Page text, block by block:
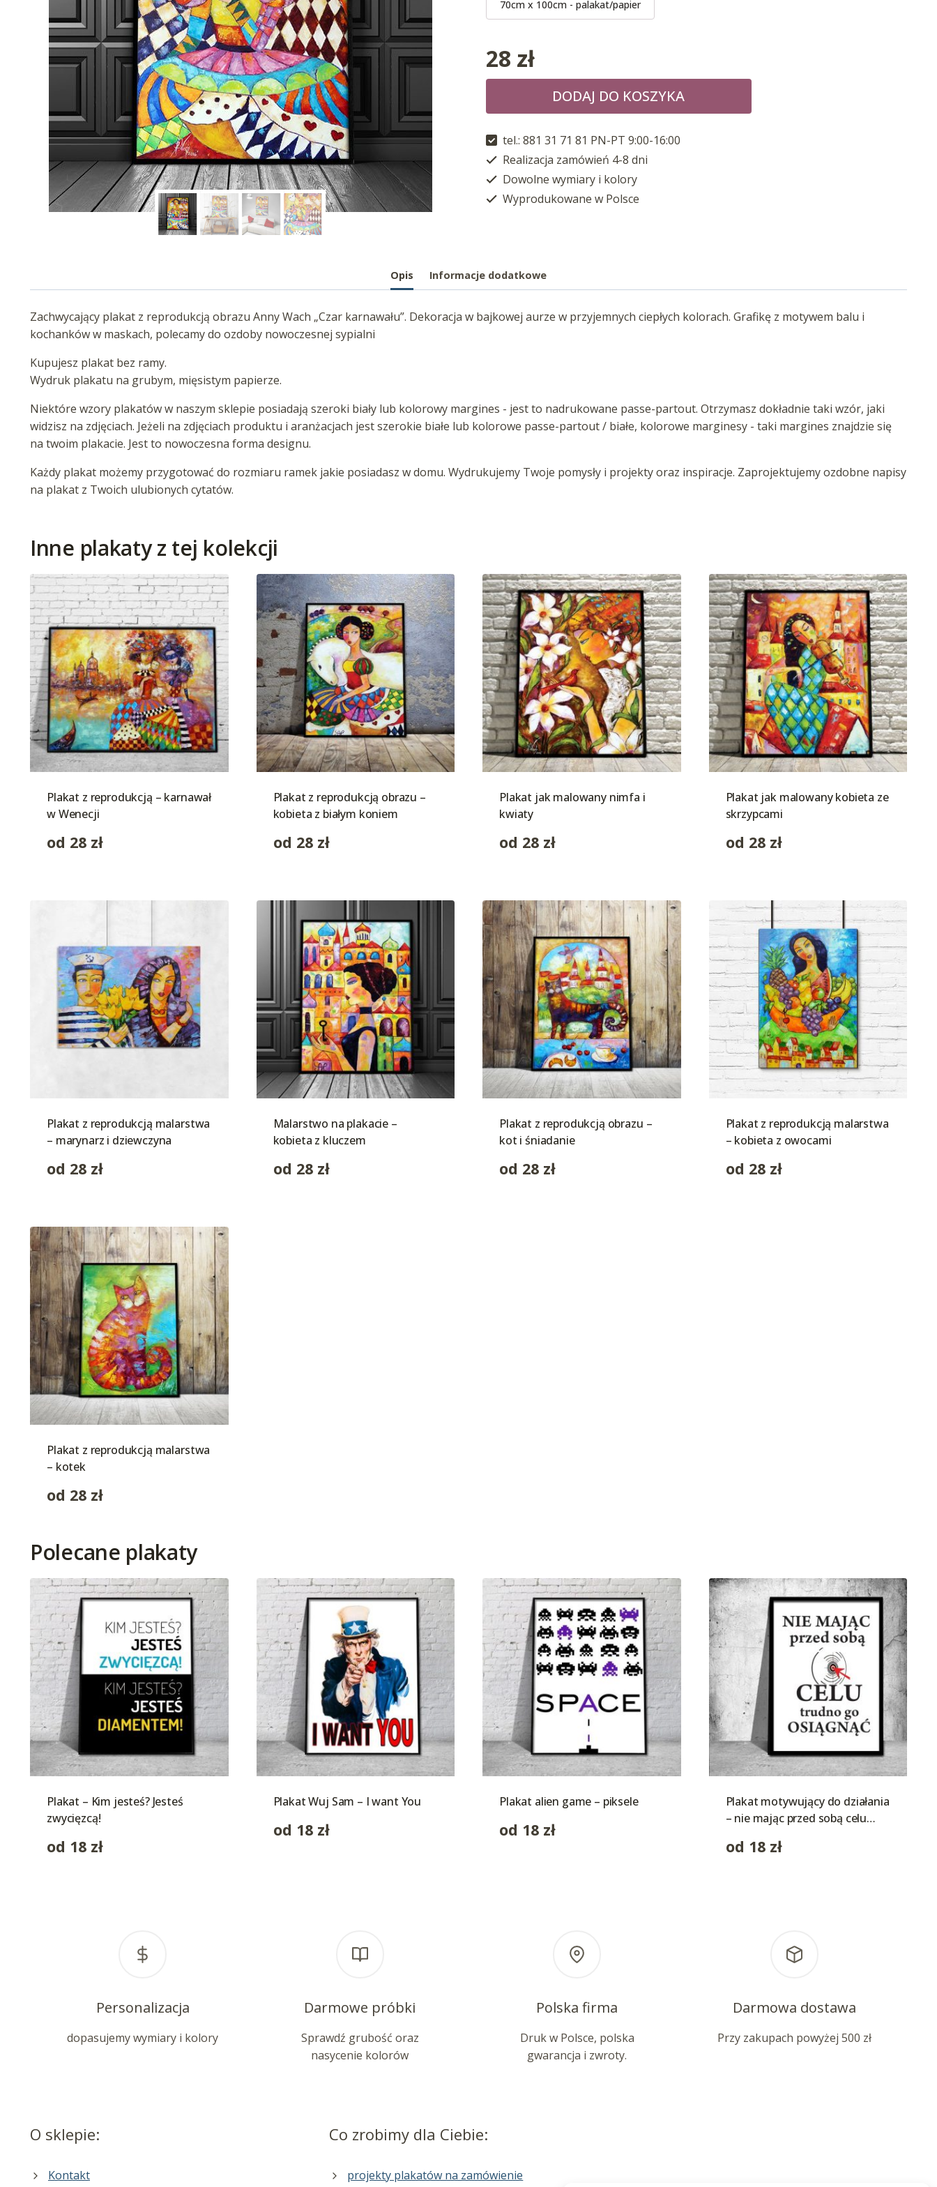
70cm x 100cm - palakat/papier
28 zł
DODAJ DO KOSZYKA
tel.: 881 31 71 81 PN-PT 9:00-16:00
Realizacja zamówień 4-8 dni
Dowolne wymiary i kolory
Wyprodukowane w Polsce
Opis Informacje dodatkowe
Zachwycający plakat z reprodukcją obrazu Anny Wach „Czar karnawału”. Dekoracja w bajkowej aurze w przyjemnych ciepłych kolorach. Grafikę z motywem balu i
kochanków w maskach, polecamy do ozdoby nowoczesnej sypialni
Kupujesz plakat bez ramy.
Wydruk plakatu na grubym, mięsistym papierze.
Niektóre wzory plakatów w naszym sklepie posiadają szeroki biały lub kolorowy margines - jest to nadrukowane passe-partout. Otrzymasz dokładnie taki wzór, jaki
widzisz na zdjęciach. Jeżeli na zdjęciach produktu i aranżacjach jest szerokie białe lub kolorowe passe-partout / białe, kolorowe marginesy - taki margines znajdzie się
na twoim plakacie. Jest to nowoczesna forma designu.
Każdy plakat możemy przygotować do rozmiaru ramek jakie posiadasz w domu. Wydrukujemy Twoje pomysły i projekty oraz inspiracje. Zaprojektujemy ozdobne napisy
na plakat z Twoich ulubionych cytatów.
Inne plakaty z tej kolekcji
Plakat z reprodukcją – karnawał
w Wenecji
od 28 zł
Plakat z reprodukcją obrazu –
kobieta z białym koniem
od 28 zł
Plakat jak malowany nimfa i
kwiaty
od 28 zł
Plakat jak malowany kobieta ze
skrzypcami
od 28 zł
Plakat z reprodukcją malarstwa
– marynarz i dziewczyna
od 28 zł
Malarstwo na plakacie –
kobieta z kluczem
od 28 zł
Plakat z reprodukcją obrazu –
kot i śniadanie
od 28 zł
Plakat z reprodukcją malarstwa
– kobieta z owocami
od 28 zł
Plakat z reprodukcją malarstwa
– kotek
od 28 zł
Polecane plakaty
Plakat – Kim jesteś? Jesteś
zwycięzcą!
od 18 zł
Plakat Wuj Sam – I want You
od 18 zł
Plakat alien game – piksele
od 18 zł
Plakat motywujący do działania
– nie mając przed sobą celu…
od 18 zł
Personalizacja
dopasujemy wymiary i kolory
Darmowe próbki
Sprawdź grubość oraz
nasycenie kolorów
Polska firma
Druk w Polsce, polska
gwarancja i zwroty.
Darmowa dostawa
Przy zakupach powyżej 500 zł
O sklepie:
Kontakt
Co zrobimy dla Ciebie:
projekty plakatów na zamówienie